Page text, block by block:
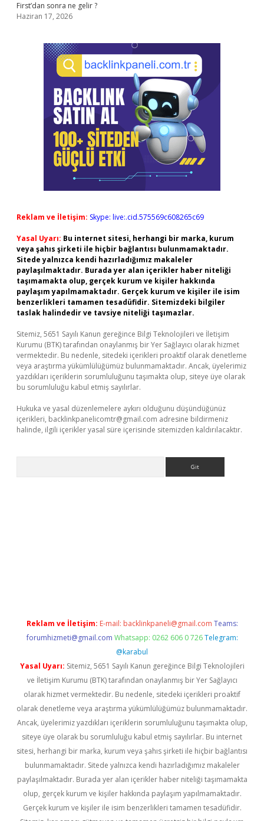
First’dan sonra ne gelir ?
Haziran 17, 2026
Reklam ve İletişim: Skype: live:.cid.575569c608265c69
Yasal Uyarı: Bu internet sitesi, herhangi bir marka, kurum
veya şahıs şirketi ile hiçbir bağlantısı bulunmamaktadır.
Sitede yalnızca kendi hazırladığımız makaleler
paylaşılmaktadır. Burada yer alan içerikler haber niteliği
taşımamakta olup, gerçek kurum ve kişiler hakkında
paylaşım yapılmamaktadır. Gerçek kurum ve kişiler ile isim
benzerlikleri tamamen tesadüfidir. Sitemizdeki bilgiler
taslak halindedir ve tavsiye niteliği taşımazlar.
Sitemiz, 5651 Sayılı Kanun gereğince Bilgi Teknolojileri ve İletişim
Kurumu (BTK) tarafından onaylanmış bir Yer Sağlayıcı olarak hizmet
vermektedir. Bu nedenle, sitedeki içerikleri proaktif olarak denetleme
veya araştırma yükümlülüğümüz bulunmamaktadır. Ancak, üyelerimiz
yazdıkları içeriklerin sorumluluğunu taşımakta olup, siteye üye olarak
bu sorumluluğu kabul etmiş sayılırlar.
Hukuka ve yasal düzenlemelere aykırı olduğunu düşündüğünüz
içerikleri, backlinkpanelicomtr@gmail.com adresine bildirmeniz
halinde, ilgili içerikler yasal süre içerisinde sitemizden kaldırılacaktır.
Reklam ve İletişim: E-mail: backlinkpaneli@gmail.com Teams:
forumhizmeti@gmail.com Whatsapp: 0262 606 0 726 Telegram:
@karabul
Yasal Uyarı: Sitemiz, 5651 Sayılı Kanun gereğince Bilgi Teknolojileri
ve İletişim Kurumu (BTK) tarafından onaylanmış bir Yer Sağlayıcı
olarak hizmet vermektedir. Bu nedenle, sitedeki içerikleri proaktif
olarak denetleme veya araştırma yükümlülüğümüz bulunmamaktadır.
Ancak, üyelerimiz yazdıkları içeriklerin sorumluluğunu taşımakta olup,
siteye üye olarak bu sorumluluğu kabul etmiş sayılırlar. Bu internet
sitesi, herhangi bir marka, kurum veya şahıs şirketi ile hiçbir bağlantısı
bulunmamaktadır. Sitede yalnızca kendi hazırladığımız makaleler
paylaşılmaktadır. Burada yer alan içerikler haber niteliği taşımamakta
olup, gerçek kurum ve kişiler hakkında paylaşım yapılmamaktadır.
Gerçek kurum ve kişiler ile isim benzerlikleri tamamen tesadüfidir.